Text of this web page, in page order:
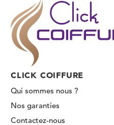
CLICK COIFFURE
Qui sommes nous ?
Nos garanties
Contactez-nous